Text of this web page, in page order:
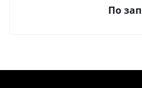
По